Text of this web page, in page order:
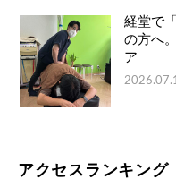
経堂で
の方へ
ア
アクセスランキング